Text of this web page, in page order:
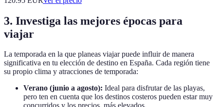
3. Investiga las mejores épocas para
viajar
La temporada en la que planeas viajar puede influir de manera
significativa en tu elección de destino en España. Cada región tiene
su propio clima y atracciones de temporada:
Verano (junio a agosto): Ideal para disfrutar de las playas,
pero ten en cuenta que los destinos costeros pueden estar muy